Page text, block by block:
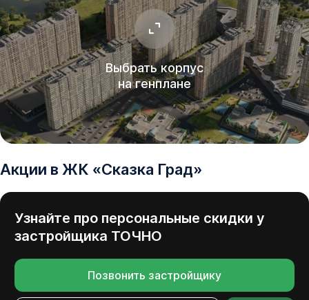
Выбрать корпус
на генплане
Акции в ЖК «Сказка Град»
Узнайте про персональные скидки у
застройщика ТОЧНО
Позвонить застройщику